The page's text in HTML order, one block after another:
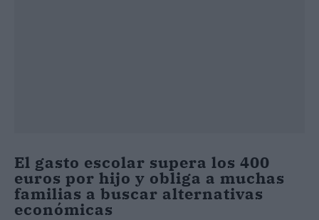
El gasto escolar supera los 400
euros por hijo y obliga a muchas
familias a buscar alternativas
económicas